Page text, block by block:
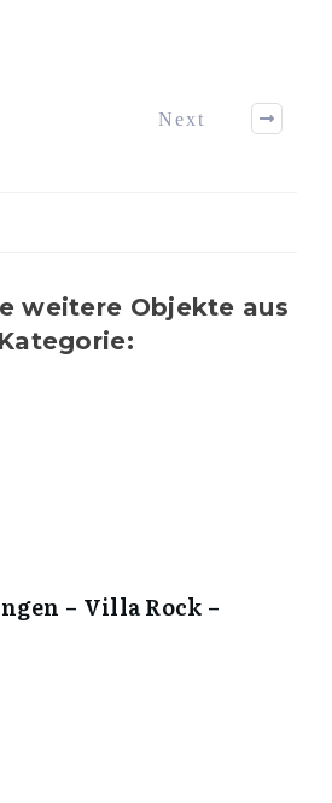
Next
weitere Objekte aus
– Villa Rock –